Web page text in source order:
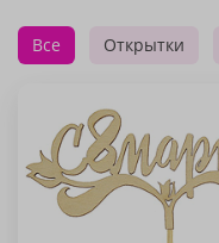
Все Открытки